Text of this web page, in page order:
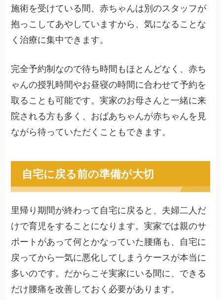
施術を受けている間、赤ちゃんは別のスタッフが
抱っこしてあやしていますから、気になることな
く治療に集中できます。
完全予約制なので待ち時間もほとんどなく、赤ち
ゃんの授乳時間やお昼寝の時間に合わせて予約を
取ることも可能です。実家のお母さんと一緒に来
院される方も多く、おばあちゃんが赤ちゃんを見
ながら待っていただくこともできます。
自宅に戻る前の準備が大切
里帰り期間が終わって自宅に戻ると、夫婦二人だ
けで育児をすることになります。実家では親のサ
ポートがあって何とかなっていた腰痛も、自宅に
戻ってから一気に悪化してしまうケースが本当に
多いのです。だからこそ実家にいる間に、できる
だけ腰痛を改善しておく必要があります。